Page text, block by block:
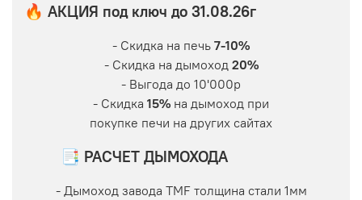
🔥 АКЦИЯ под ключ до 31.08.26г
- Скидка на печь 7-10%
- Скидка на дымоход 20%
- Выгода до 10'000р
- Скидка 15% на дымоход при
покупке печи на других сайтах
📑 РАСЧЕТ ДЫМОХОДА
- Дымоход завода TMF толщина стали 1мм